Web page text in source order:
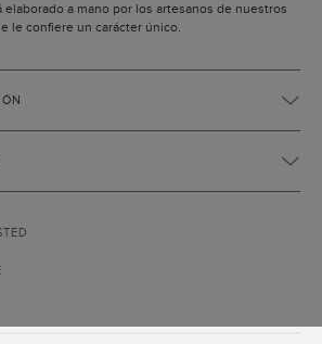
a mano por los artesanos de nuestros
le confiere un carácter único.